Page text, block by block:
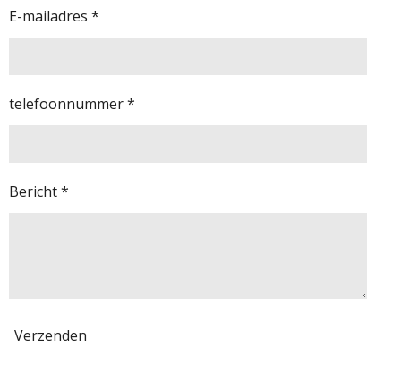
E-mailadres *
telefoonnummer *
Bericht *
Verzenden